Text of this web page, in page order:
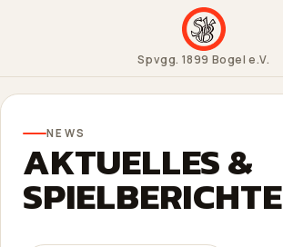
Spvgg. 1899 Bogel e.V.
NEWS
AKTUELLES &
SPIELBERICHTE